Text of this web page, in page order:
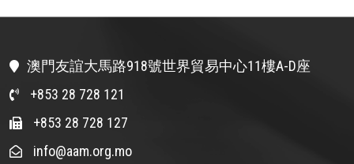
澳門友誼大馬路918號世界貿易中心11樓A-D座
+853 28 728 121
+853 28 728 127
info@aam.org.mo